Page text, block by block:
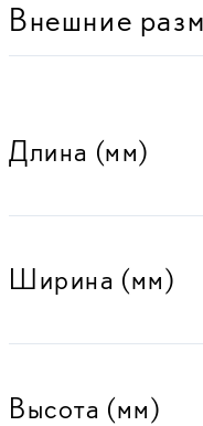
Внешние
Длина (мм)
Ширина (мм)
Высота (мм)